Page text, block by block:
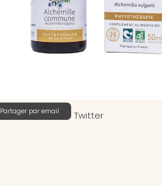
Partager par email Twitter